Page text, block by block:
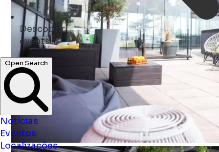
Descobrir
shops ...
Open Search
Notícias
Eventos
Localizações